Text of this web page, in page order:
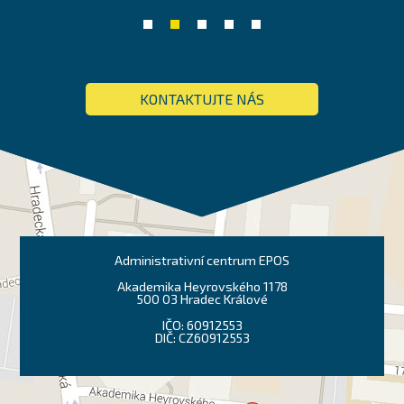
Administrativní centrum EPOS
Akademika Heyrovského 1178
500 03 Hradec Králové
IČO: 60912553
DIČ: CZ60912553
KONTAKTUJTE NÁS